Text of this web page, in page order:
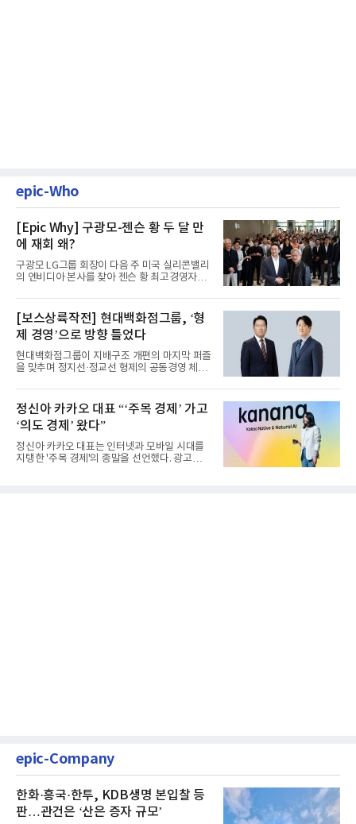
epic-Who
[Epic Why] 구광모-젠슨 황 두 달 만
에 재회 왜?
구광모 LG그룹 회장이 다음 주 미국 실리콘밸리
의 엔비디아 본사를 찾아 젠슨 황 최고경영자
[보스상륙작전] 현대백화점그룹, ‘형
제 경영’으로 방향 틀었다
현대백화점그룹이 지배구조 개편의 마지막 퍼즐
을 맞추며 정지선·정교선 형제의 공동경영 체제
정신아 카카오 대표 “‘주목 경제’ 가고
‘의도 경제’ 왔다”
정신아 카카오 대표는 인터넷과 모바일 시대를
지탱한 '주목 경제'의 종말을 선언했다. 광고를
epic-Company
한화·흥국·한투, KDB생명 본입찰 등
판…관건은 ‘산은 증자 규모’